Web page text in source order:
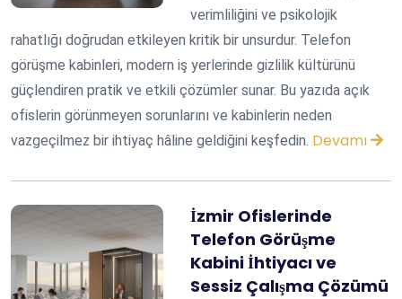
verimliliğini ve psikolojik
rahatlığı doğrudan etkileyen kritik bir unsurdur. Telefon
görüşme kabinleri, modern iş yerlerinde gizlilik kültürünü
güçlendiren pratik ve etkili çözümler sunar. Bu yazıda açık
ofislerin görünmeyen sorunlarını ve kabinlerin neden
vazgeçilmez bir ihtiyaç hâline geldiğini keşfedin. Devamı
İzmir Ofislerinde
Telefon Görüşme
Kabini İhtiyacı ve
Sessiz Çalışma Çözümü